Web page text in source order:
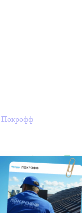
Покрофф
на 4 месяца.
для профнастила
м Производитель